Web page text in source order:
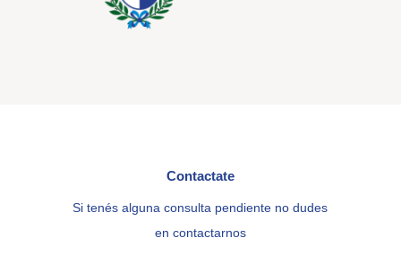
Contactate
Si tenés alguna consulta pendiente no dudes
en contactarnos